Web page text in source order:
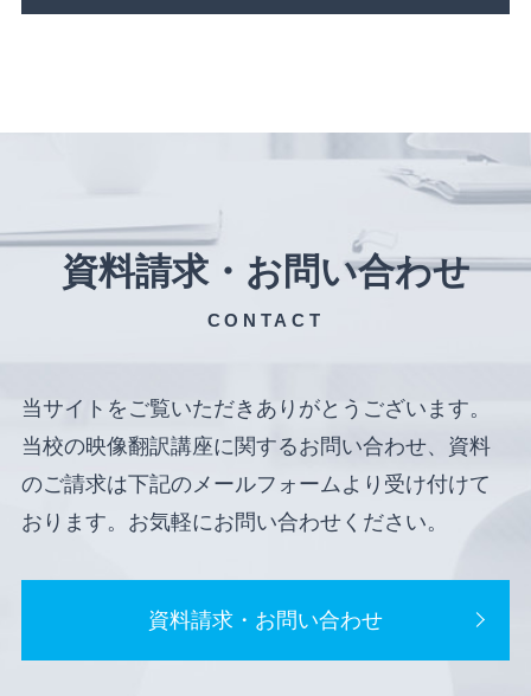
資料請求・お問い合わせ
CONTACT
当サイトをご覧いただきありがとうございます。
当校の映像翻訳講座に関するお問い合わせ、資料
のご請求は下記のメールフォームより受け付けて
おります。お気軽にお問い合わせください。
資料請求・お問い合わせ